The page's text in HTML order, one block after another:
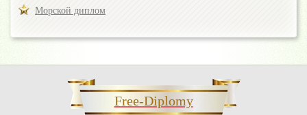
Морской диплом
Free-Diplomy